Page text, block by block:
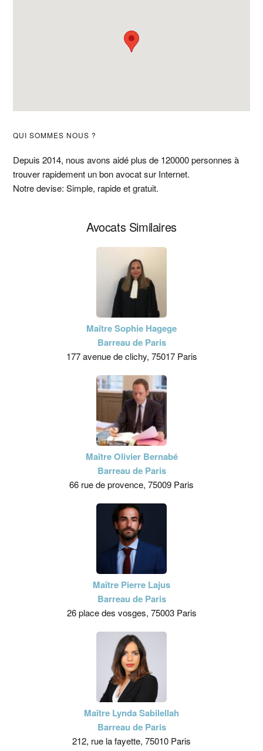
Barre
latérale
principale
QUI SOMMES NOUS ?
Depuis 2014, nous avons aidé plus de 120000 personnes à
trouver rapidement un bon avocat sur Internet.
Notre devise: Simple, rapide et gratuit.
Avocats Similaires
Maître Sophie Hagege
Barreau de Paris
177 avenue de clichy, 75017 Paris
Maître Olivier Bernabé
Barreau de Paris
66 rue de provence, 75009 Paris
Maître Pierre Lajus
Barreau de Paris
26 place des vosges, 75003 Paris
Maître Lynda Sabilellah
Barreau de Paris
212, rue la fayette, 75010 Paris